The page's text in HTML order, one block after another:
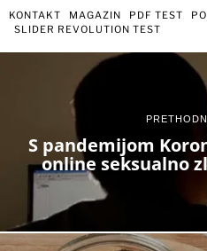
KONTAKT MAGAZIN PDF TEST
SLIDER REVOLUTION TEST
S pandemijom
online seksualno